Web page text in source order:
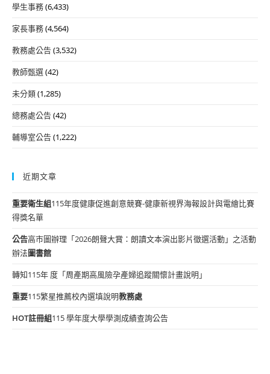
學生事務(6,433)
家長事務(4,564)
教務處公告(3,532)
教師甄選(42)
未分類(1,285)
總務處公告(42)
輔導室公告(1,222)
近期文章
重要衛生組115年度健康促進創意競賽-健康新視界海報設計與電繪比賽
得獎名單
公告高市圖辦理「2026朗聲大賞：朗讀文本演出影片徵選活動」之活動
辦法圖書館
轉知115年 度「周產期高風險孕產婦追蹤關懷計畫說明」
重要115繁星推薦校內選填說明教務處
HOT註冊組115 學年度大學學測成績查詢公告